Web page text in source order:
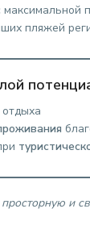
пляжей
и